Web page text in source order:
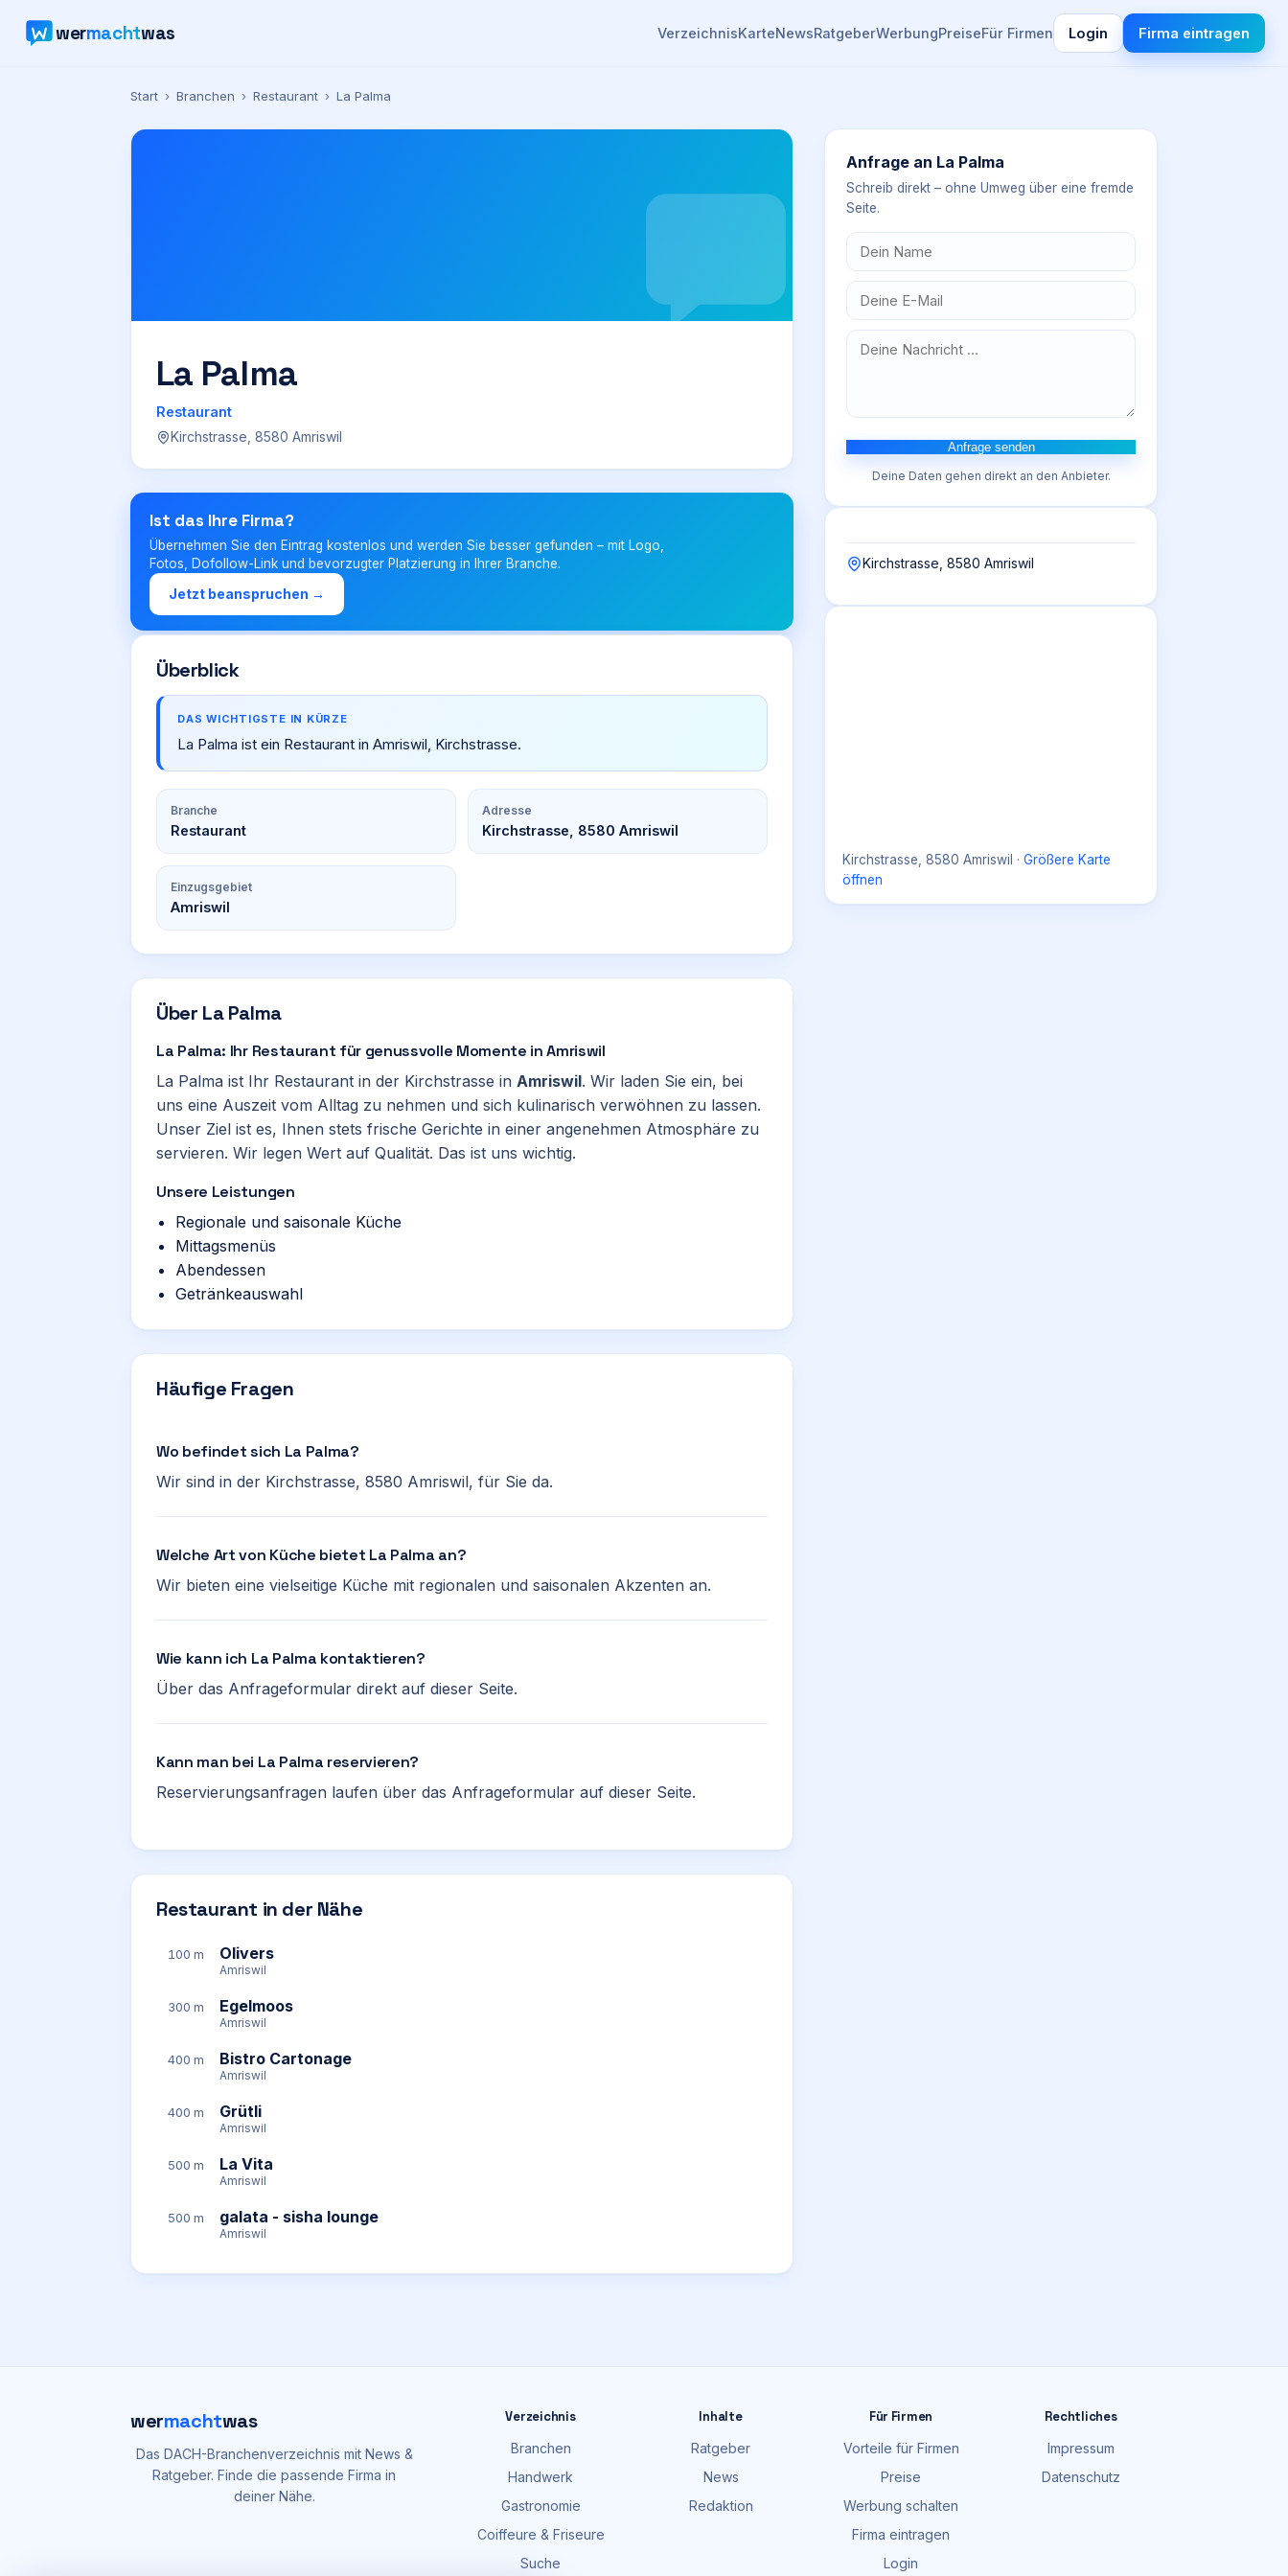
wermachtwas VerzeichnisKarteNewsRatgeberWerbungPreiseFür Firmen Login Firma eintragen
Start › Branchen › Restaurant › La Palma
La Palma
Restaurant
Kirchstrasse, 8580 Amriswil
Ist das Ihre Firma?
Übernehmen Sie den Eintrag kostenlos und werden Sie besser gefunden – mit Logo,
Fotos, Dofollow-Link und bevorzugter Platzierung in Ihrer Branche.
Jetzt beanspruchen →
Überblick
DAS WICHTIGSTE IN KÜRZE
La Palma ist ein Restaurant in Amriswil, Kirchstrasse.
Branche
Restaurant
Adresse
Kirchstrasse, 8580 Amriswil
Einzugsgebiet
Amriswil
Über La Palma
La Palma: Ihr Restaurant für genussvolle Momente in Amriswil
La Palma ist Ihr Restaurant in der Kirchstrasse in Amriswil. Wir laden Sie ein, bei
uns eine Auszeit vom Alltag zu nehmen und sich kulinarisch verwöhnen zu lassen.
Unser Ziel ist es, Ihnen stets frische Gerichte in einer angenehmen Atmosphäre zu
servieren. Wir legen Wert auf Qualität. Das ist uns wichtig.
Unsere Leistungen
Regionale und saisonale Küche
Mittagsmenüs
Abendessen
Getränkeauswahl
Häufige Fragen
Wo befindet sich La Palma?
Wir sind in der Kirchstrasse, 8580 Amriswil, für Sie da.
Welche Art von Küche bietet La Palma an?
Wir bieten eine vielseitige Küche mit regionalen und saisonalen Akzenten an.
Wie kann ich La Palma kontaktieren?
Über das Anfrageformular direkt auf dieser Seite.
Kann man bei La Palma reservieren?
Reservierungsanfragen laufen über das Anfrageformular auf dieser Seite.
Restaurant in der Nähe
100 m Olivers
Amriswil
300 m Egelmoos
Amriswil
400 m Bistro Cartonage
Amriswil
400 m Grütli
Amriswil
500 m La Vita
Amriswil
500 m galata - sisha lounge
Amriswil
Anfrage an La Palma
Schreib direkt – ohne Umweg über eine fremde
Seite.
Anfrage senden
Deine Daten gehen direkt an den Anbieter.
Kirchstrasse, 8580 Amriswil
Kirchstrasse, 8580 Amriswil · Größere Karte
öffnen
wermachtwas
Das DACH-Branchenverzeichnis mit News &
Ratgeber. Finde die passende Firma in
deiner Nähe.
Verzeichnis
Branchen
Handwerk
Gastronomie
Coiffeure & Friseure
Suche
Inhalte
Ratgeber
News
Redaktion
Für Firmen
Vorteile für Firmen
Preise
Werbung schalten
Firma eintragen
Login
Rechtliches
Impressum
Datenschutz